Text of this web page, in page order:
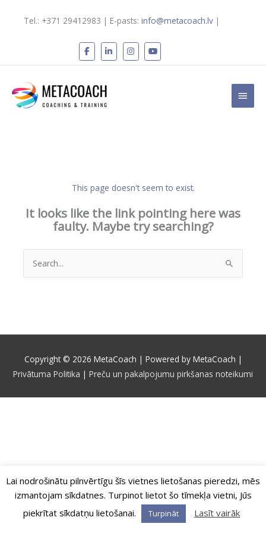
Tel.: +371 29412983 | E-pasts: info@metacoach.lv|
Main
This page doesn't seem to exist.
It looks like the link pointing here was
faulty. Maybe try searching?
Search
for:
Copyright © 2026 MetaCoach | Powered by MetaCoach |
Privātuma Politika | Preču un pakalpojumu pirkšanas noteikumi
Lai nodrošinātu pilnvērtīgu šīs vietnes lietošanas pieredzi, mēs
izmantojam sīkdatnes. Turpinot lietot šo tīmekļa vietni, Jūs
piekrītat sīkdatņu lietošanai.
Turpināt Lasīt vairāk